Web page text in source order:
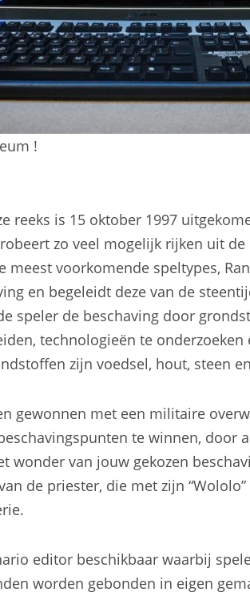
!
reeks is 15 oktober 1997
zo veel mogelijk rijken uit
meest voorkomende speltypes,
en begeleidt deze van de
speler de beschaving door
technologieën te
zijn voedsel, hout, steen
gewonnen met een militaire
te winnen, door
wonder van jouw gekozen
de priester, die met zijn
editor beschikbaar waarbij
worden gebonden in eigen